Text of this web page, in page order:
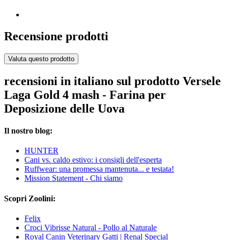
Recensione prodotti
Valuta questo prodotto
recensioni in italiano sul prodotto Versele
Laga Gold 4 mash - Farina per
Deposizione delle Uova
Il nostro blog:
HUNTER
Cani vs. caldo estivo: i consigli dell'esperta
Ruffwear: una promessa mantenuta... e testata!
Mission Statement - Chi siamo
Scopri Zoolini:
Felix
Croci Vibrisse Natural - Pollo al Naturale
Royal Canin Veterinary Gatti | Renal Special